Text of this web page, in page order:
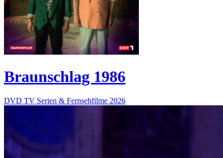
Braunschlag 1986
DVD TV Serien & Fernsehfilme 2026